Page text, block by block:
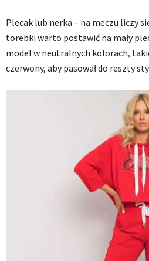
Plecak lub nerka – na meczu liczy
torebki warto postawić na mały
model w neutralnych kolorach,
czerwony, aby pasował do reszty